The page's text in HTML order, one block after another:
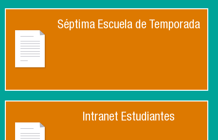
Séptima Escuela de Temporada
Intranet Estudiantes